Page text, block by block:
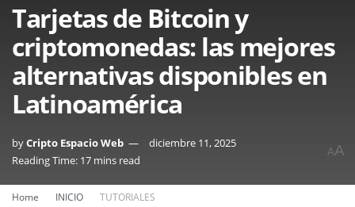
Tarjetas de Bitcoin y
criptomonedas: las mejores
alternativas disponibles en
Latinoamérica
byCripto Espacio Web
diciembre 11, 2025
Reading Time: 17 mins read
AA
Home INICIO TUTORIALES